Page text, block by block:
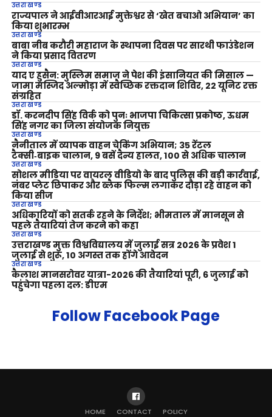
उत्तराखण्ड
राज्यपाल ने आईवीआरआई मुक्तेश्वर से ‘खेत बचाओ अभियान’ का
किया शुभारम्भ
उत्तराखण्ड
बाबा नीब करौरी महाराज के स्थापना दिवस पर सारथी फाउंडेशन
ने किया प्रसाद वितरण
उत्तराखण्ड
याद ए हुसैन: मुस्लिम समाज ने पेश की इंसानियत की मिसाल —
जामा मस्जिद अल्मोड़ा में स्वैच्छिक रक्तदान शिविर, 22 यूनिट रक्त
संग्रहित
उत्तराखण्ड
डॉ. करनदीप सिंह विर्क को पुनः भाजपा चिकित्सा प्रकोष्ठ, ऊधम
सिंह नगर का जिला संयोजक नियुक्त
उत्तराखण्ड
नैनीताल में व्यापक वाहन चेकिंग अभियान; 35 रेंटल
टैक्सी‑बाइक चालान, 9 बसें दैन्य हालत, 100 से अधिक चालान
उत्तराखण्ड
सोशल मीडिया पर वायरल वीडियो के बाद पुलिस की बड़ी कार्रवाई,
नंबर प्लेट छिपाकर और ब्लैक फिल्म लगाकर दौड़ा रहे वाहन को
किया सीज
उत्तराखण्ड
अधिकारियों को सतर्क रहने के निर्देश; भीमताल में मानसून से
पहले तैयारियां तेज करने को कहा
उत्तराखण्ड
उत्तराखण्ड मुक्त विश्वविद्यालय में जुलाई सत्र 2026 के प्रवेश 1
जुलाई से शुरू, 10 अगस्त तक होंगे आवेदन
उत्तराखण्ड
कैलाश मानसरोवर यात्रा-2026 की तैयारियां पूरी, 6 जुलाई को
पहुंचेगा पहला दल: डीएम
Follow Facebook Page
HOME CONTACT POLICY